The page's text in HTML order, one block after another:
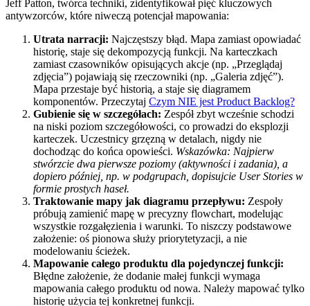
Jeff Patton, twórca techniki, zidentyfikował pięć kluczowych
antywzorców, które niweczą potencjał mapowania:
Utrata narracji: Najczęstszy błąd. Mapa zamiast opowiadać
historię, staje się dekompozycją funkcji. Na karteczkach
zamiast czasowników opisujących akcje (np. „Przeglądaj
zdjęcia”) pojawiają się rzeczowniki (np. „Galeria zdjęć”).
Mapa przestaje być historią, a staje się diagramem
komponentów. Przeczytaj Czym NIE jest Product Backlog?
Gubienie się w szczegółach: Zespół zbyt wcześnie schodzi
na niski poziom szczegółowości, co prowadzi do eksplozji
karteczek. Uczestnicy grzęzną w detalach, nigdy nie
dochodząc do końca opowieści. Wskazówka: Najpierw
stwórzcie dwa pierwsze poziomy (aktywności i zadania), a
dopiero później, np. w podgrupach, dopisujcie User Stories w
formie prostych haseł.
Traktowanie mapy jak diagramu przepływu: Zespoły
próbują zamienić mapę w precyzny flowchart, modelując
wszystkie rozgałęzienia i warunki. To niszczy podstawowe
założenie: oś pionowa służy priorytetyzacji, a nie
modelowaniu ścieżek.
Mapowanie całego produktu dla pojedynczej funkcji:
Błędne założenie, że dodanie małej funkcji wymaga
mapowania całego produktu od nowa. Należy mapować tylko
historię użycia tej konkretnej funkcji.